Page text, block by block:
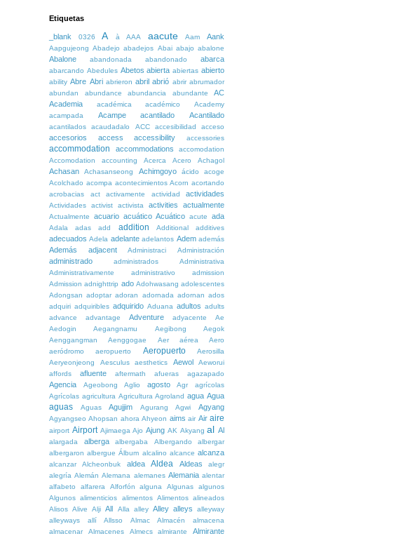
Etiquetas
_blank 0326 A à AAA aacute Aam Aank
Aapgujeong Abadejo abadejos Abai abajo abalone
Abalone abandonada abandonado abarca
abarcando Abedules Abetos abierta abiertas abierto
ability Abre Abri abrieron abril abrió abrir abrumador
abundan
abundance abundancia abundante
AC
Academia
académica académico
Academy
acampada
Acampe acantilado Acantilado
acantilados acaudadalo ACC accesibilidad acceso
accesorios access accessibility accessories
accommodation accommodations
accomodation
Accomodation
accounting Acerca Acero Achagol
Achasan Achasanseong Achimgoyo ácido
acoge
Acolchado acompa acontecimientos Acorn acortando
acrobacias
act activamente actividad actividades
Actividades activist activista activities actualmente
Actualmente acuario acuático Acuático acute ada
Adala adas add addition Additional additives
adecuados Adela adelante adelantos Adem además
Además adjacent Administraci Administración
administrado administrados
Administrativa
Administrativamente
administrativo
admission
Admission adnighttrip ado Adohwasang adolescentes
Adongsan adoptar adoran adornada adornan ados
adquiri adquiribles adquirido Aduana adultos adults
advance
advantage Adventure adyacente
Ae
Aedogin
Aegangnamu Aegibong
Aegok
Aenggangman
Aenggogae Aer aérea
Aero
aeródromo
aeropuerto Aeropuerto
Aerosilla
Aeryeonjeong
Aesculus aesthetics Aewol
Aeworui
affords
afluente aftermath afueras agazapado
Agencia Ageobong Aglio agosto Agr
agrícolas
Agrícolas agricultura Agricultura Agroland agua Agua
aguas Aguas Agujjim Agurang Agwi Agyang
Agyangseo Ahopsan ahora Ahyeon aims air Air aire
airport Airport Ajimaega Ajo Ajung AK Akyang al Al
alargada alberga albergaba Albergando
albergar
albergaron albergue Álbum alcalino alcance alcanza
alcanzar Alcheonbuk aldea Aldea Aldeas
alegr
alegría Alemán Alemana alemanes Alemania alentar
alfabeto
alfarera Alforfón alguna Algunas
algunos
Algunos alimenticios alimentos Alimentos alineados
Alisos Alive Alji All Alla alley Alley alleys
alleyway
alleyways
allí Allsso Almac Almacén
almacena
almacenar
Almacenes Almecs almirante Almirante